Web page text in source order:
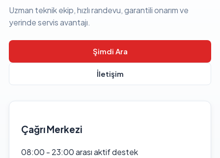
Uzman teknik ekip, hızlı randevu, garantili onarım ve
yerinde servis avantajı.
Şimdi Ara
İletişim
Çağrı Merkezi
08:00 - 23:00 arası aktif destek